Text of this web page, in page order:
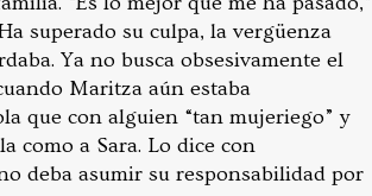
superado su culpa, la vergüenza
Ya no busca obsesivamente el
Maritza aún estaba
que con alguien “tan mujeriego” y
como a Sara. Lo dice con
deba asumir su responsabilidad por